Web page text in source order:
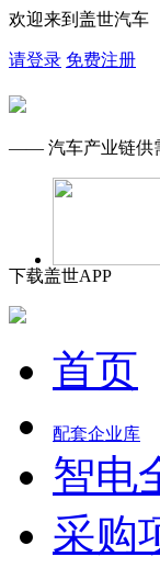
欢迎来到盖世汽车
请登录 免费注册
—— 汽车产业链
下载盖世APP
首页
配套企业库
智电
采购